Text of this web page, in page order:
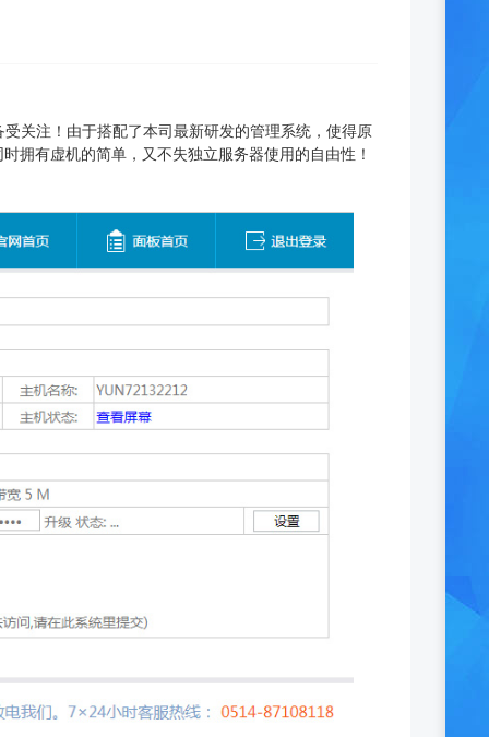
关注！由于搭配了本司最新研发的管理系统，使得原
拥有虚机的简单，又不失独立服务器使用的自由性！